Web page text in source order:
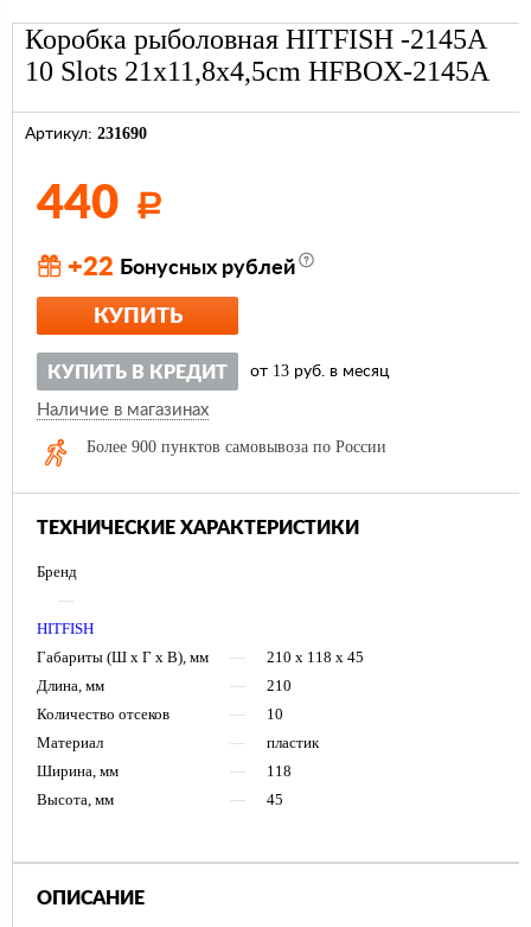
Коробка рыболовная HITFISH -2145A
10 Slots 21x11,8x4,5cm HFBOX-2145A
Артикул: 231690
440 Р
+22 Бонусных рублей
КУПИТЬ
КУПИТЬ В КРЕДИТ от 13 руб. в месяц
Наличие в магазинах
Более 900 пунктов самовывоза по России
ТЕХНИЧЕСКИЕ ХАРАКТЕРИСТИКИ
Бренд
—
HITFISH
Габариты (Ш х Г х В), мм
—
210 x 118 x 45
Длина, мм
—
210
Количество отсеков
—
10
Материал
—
пластик
Ширина, мм
—
118
Высота, мм
— 45
ОПИСАНИЕ